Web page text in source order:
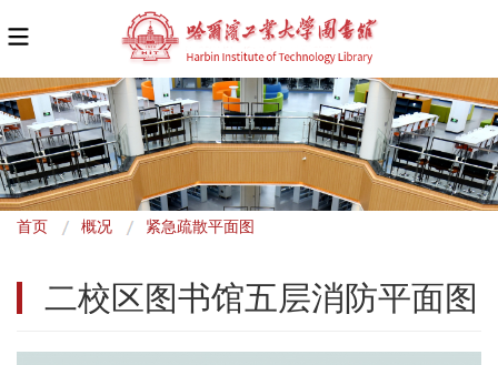
面
首页 概况 紧急疏散平面图
二校区图书馆五层消防平面图